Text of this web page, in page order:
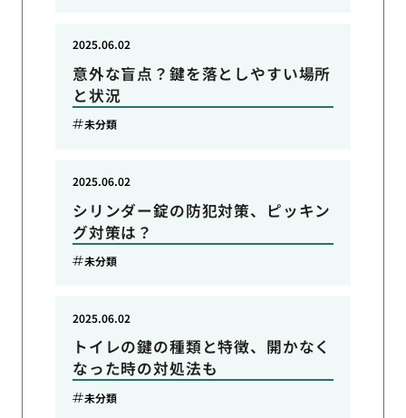
意外な盲点？鍵を落としやすい場所
と状況
2025.06.02
未分類
シリンダー錠の防犯対策、ピッキン
グ対策は？
2025.06.02
未分類
トイレの鍵の種類と特徴、開かなく
なった時の対処法も
2025.06.02
未分類